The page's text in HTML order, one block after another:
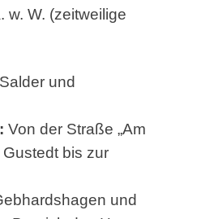
w. W. (zeitweilige
und
Von der Straße „Am
Gustedt bis zur
und